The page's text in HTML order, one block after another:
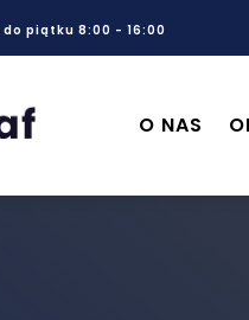
piątku 8:00 - 16:00
O NAS